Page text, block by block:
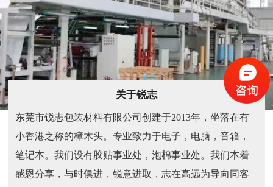
关于锐志
东莞市锐志包装材料有限公司创建于2013年，坐落在有
小香港之称的樟木头。专业致力于电子，电脑，音箱，
笔记本。我们设有胶贴事业处，泡棉事业处。我们本着
感恩分享，与时俱进，锐意进取，志在高远为导向同客